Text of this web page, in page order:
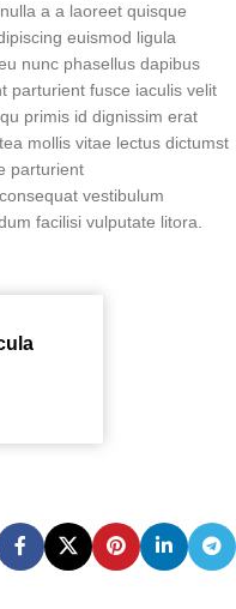
nulla a a laoreet quisque
euismod ligula
nunc phasellus dapibus
parturient fusce iaculis velit
primis id dignissim erat
mollis vitae lectus dictumst
parturient
vestibulum
facilisi vulputate litora.